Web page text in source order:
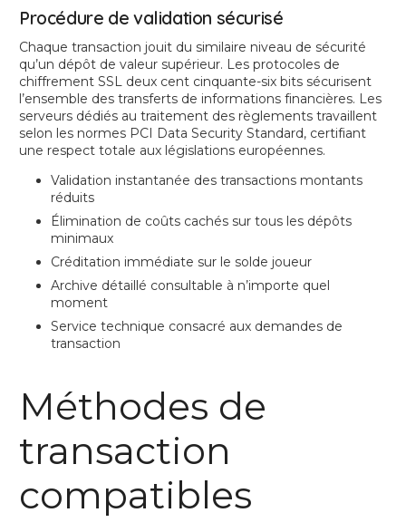
Procédure de validation sécurisé
Chaque transaction jouit du similaire niveau de sécurité
qu’un dépôt de valeur supérieur. Les protocoles de
chiffrement SSL deux cent cinquante-six bits sécurisent
l’ensemble des transferts de informations financières. Les
serveurs dédiés au traitement des règlements travaillent
selon les normes PCI Data Security Standard, certifiant
une respect totale aux législations européennes.
Validation instantanée des transactions montants
réduits
Élimination de coûts cachés sur tous les dépôts
minimaux
Créditation immédiate sur le solde joueur
Archive détaillé consultable à n’importe quel
moment
Service technique consacré aux demandes de
transaction
Méthodes de
transaction
compatibles